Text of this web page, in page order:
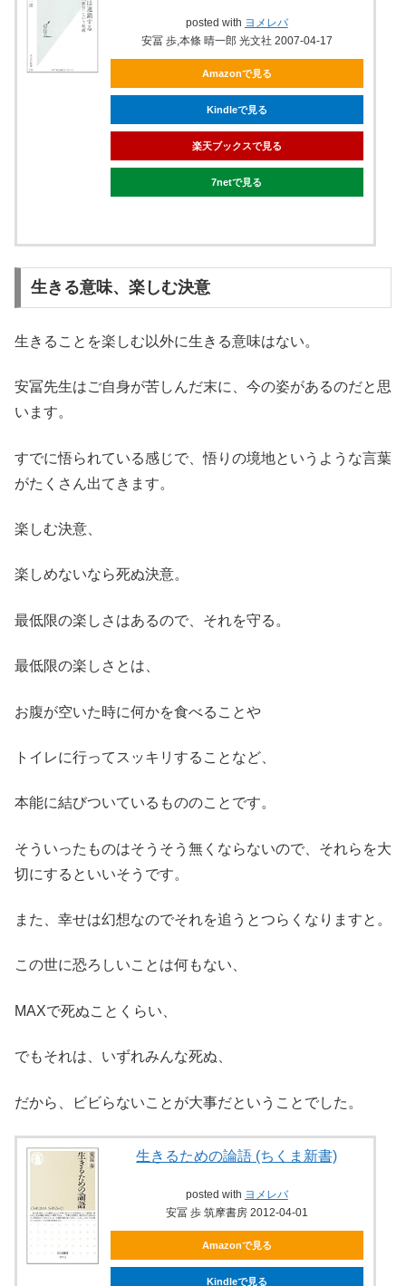
posted with ヨメレバ
安冨 歩,本條 晴一郎 光文社 2007-04-17
Amazonで見る
Kindleで見る
楽天ブックスで見る
7netで見る
生きる意味、楽しむ決意
生きることを楽しむ以外に生きる意味はない。
安冨先生はご自身が苦しんだ末に、今の姿があるのだと思
います。
すでに悟られている感じで、悟りの境地というような言葉
がたくさん出てきます。
楽しむ決意、
楽しめないなら死ぬ決意。
最低限の楽しさはあるので、それを守る。
最低限の楽しさとは、
お腹が空いた時に何かを食べることや
トイレに行ってスッキリすることなど、
本能に結びついているもののことです。
そういったものはそうそう無くならないので、それらを大
切にするといいそうです。
また、幸せは幻想なのでそれを追うとつらくなりますと。
この世に恐ろしいことは何もない、
MAXで死ぬことくらい、
でもそれは、いずれみんな死ぬ、
だから、ビビらないことが大事だということでした。
生きるための論語 (ちくま新書)
posted with ヨメレバ
安冨 歩 筑摩書房 2012-04-01
Amazonで見る
Kindleで見る